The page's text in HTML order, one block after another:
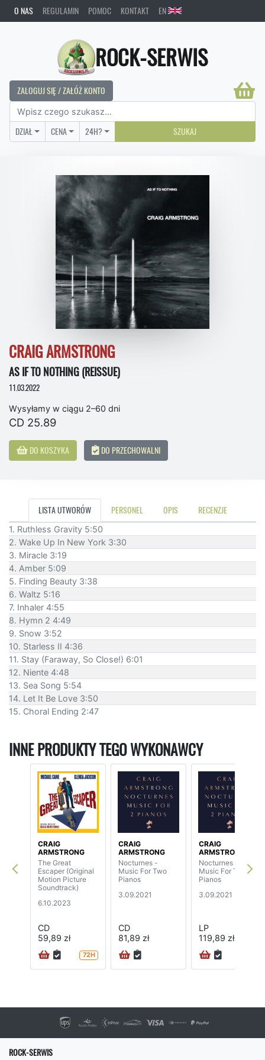
O NAS REGULAMIN POMOC KONTAKT EN
ROCK-SERWIS
ZALOGUJ SIĘ / ZAŁÓŻ KONTO
DZIAŁ CENA 24H? SZUKAJ
CRAIG ARMSTRONG
AS IF TO NOTHING (REISSUE)
11.03.2022
Wysyłamy w ciągu 2–60 dni
CD 25.89
DO KOSZYKA DO PRZECHOWALNI
LISTA UTWORÓW PERSONEL OPIS RECENZJE
1. Ruthless Gravity 5:50
2. Wake Up In New York 3:30
3. Miracle 3:19
4. Amber 5:09
5. Finding Beauty 3:38
6. Waltz 5:16
7. Inhaler 4:55
8. Hymn 2 4:49
9. Snow 3:52
10. Starless II 4:36
11. Stay (Faraway, So Close!) 6:01
12. Niente 4:48
13. Sea Song 5:54
14. Let It Be Love 3:50
15. Choral Ending 2:47
INNE PRODUKTY TEGO WYKONAWCY
CRAIG
ARMSTRONG
The Great
Escaper (Original
Motion Picture
Soundtrack)
6.10.2023
CD
59,89 zł
72H
CRAIG
ARMSTRONG
Nocturnes -
Music For Two
Pianos
3.09.2021
CD
81,89 zł
CRAIG
ARMSTRONG
Nocturnes -
Music For Two
Pianos
3.09.2021
LP
119,89 zł
ROCK-SERWIS